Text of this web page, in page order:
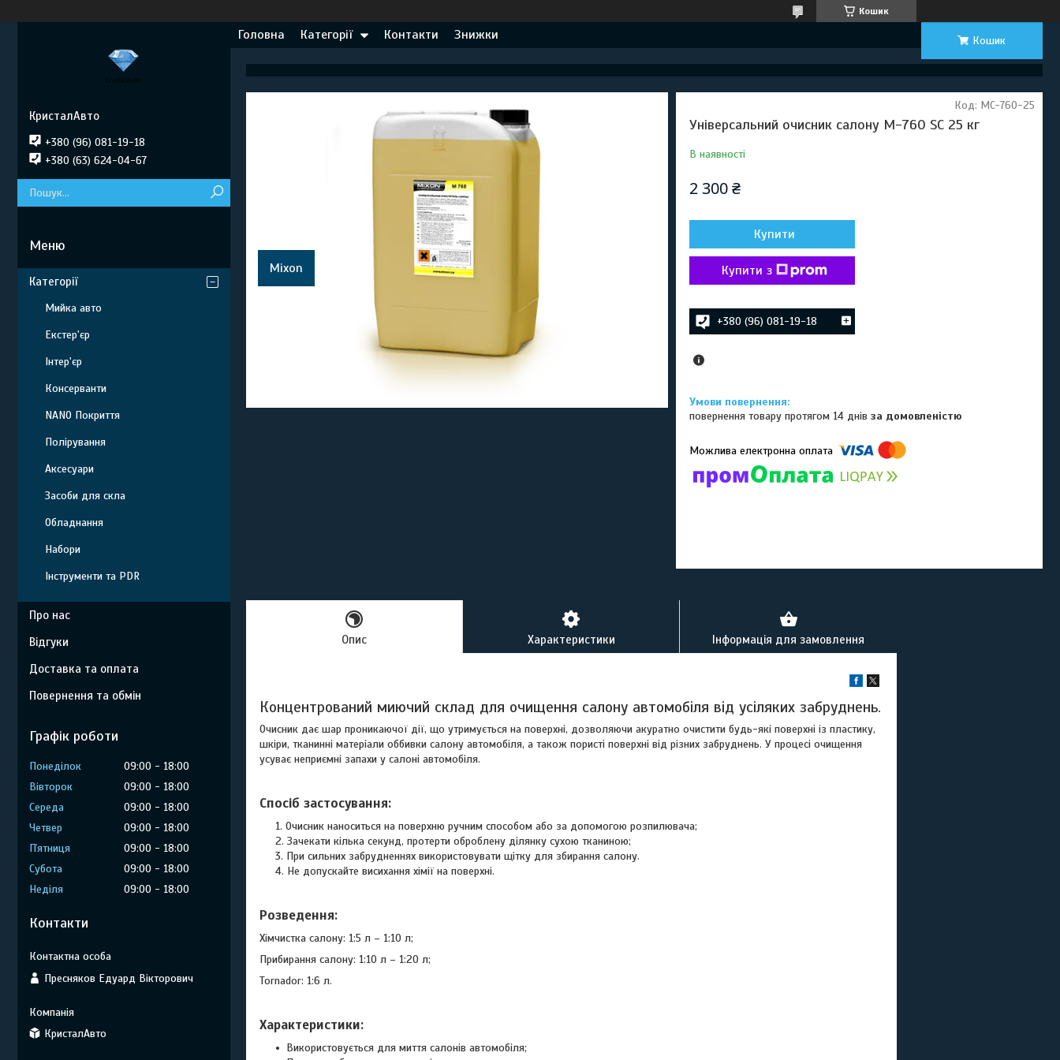
Кошик
Головна Категорії Контакти Знижки Кошик
Mixon
Універсальний очисник салону M-760 SC 25 кг
В наявності
Код: MC-760-25
2 300 ₴
Купити
Купити з
+380 (96) 081-19-18
повернення товару протягом 14 днівза домовленістю
Опис Характеристики Інформація для замовлення
Концентрований миючий склад для очищення салону автомобіля від усіляких забруднень.
Очисник дає шар проникаючої дії, що утримується на поверхні, дозволяючи акуратно очистити будь-які поверхні із пластику,
шкіри, тканинні матеріали оббивки салону автомобіля, а також пористі поверхні від різних забруднень. У процесі очищення
усуває неприємні запахи у салоні автомобіля.
Спосіб застосування:
Очисник наноситься на поверхню ручним способом або за допомогою розпилювача;
Зачекати кілька секунд, протерти оброблену ділянку сухою тканиною;
При сильних забрудненнях використовувати щітку для збирання салону.
Не допускайте висихання хімії на поверхні.
Розведення:
Хімчистка салону: 1:5 л – 1:10 л;
Прибирання салону: 1:10 л – 1:20 л;
Tornador: 1:6 л.
Характеристики:
Використовується для миття салонів автомобіля;
КристалАвто
+380 (96) 081-19-18
+380 (63) 624-04-67
Категорії
Мийка авто
Екстер'єр
Інтер'єр
Консерванти
NANO Покриття
Полірування
Аксесуари
Засоби для скла
Обладнання
Набори
Інструменти та PDR
Про нас
Відгуки
Доставка та оплата
Повернення та обмін
Графік роботи
Понеділок 09:00
18:00
Вівторок
09:00
18:00
Середа
09:00
18:00
Четвер
09:00
18:00
Пʼятниця
09:00
18:00
Субота
09:00
18:00
Неділя
09:00 18:00
Контакти
Пресняков Едуард Вікторович
КристалАвто